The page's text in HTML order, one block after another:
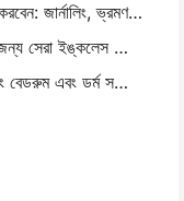
পকেট ফটো প্রিন্টার কিভাবে নির্বাচন করবেন: জার্নালিং, ভ্রমণ এবং আইফোন ব্যবহারকারীদের জন্য একটি সম্পূর্ণ গাই
ভ্রমণ, স্কুল এবং মোবাইল কাজের জন্য সেরা ইঙ্কলেস পোর্টেবল প্রিন্টারঃ হানিন এমটি ৬২০ প্রো পর্যালোচনা
মিনি ফটো ওয়াল লেআউট ধারণা এবং বেডরুম এবং ডর্ম সজ্জা জন্য টিপস